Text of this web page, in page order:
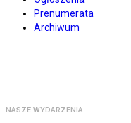
Prenumerata
Archiwum
NASZE WYDARZENIA